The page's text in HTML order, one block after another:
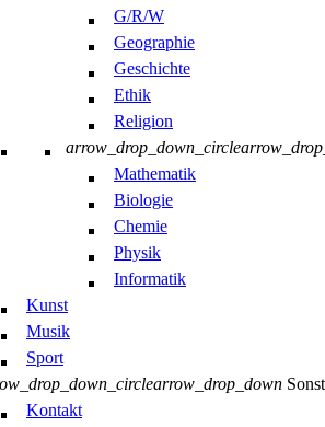
G/R/W
Geographie
Geschichte
Ethik
Religion
arrow_drop_down_circle
Mathematik
Biologie
Chemie
Physik
Informatik
Kunst
Musik
Sport
arrow_drop_down
Kontakt